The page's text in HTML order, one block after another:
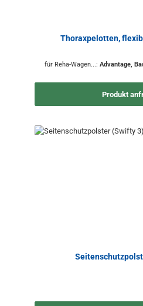
Thoraxpelotten,
für Reha-Wagen...: Advantage,
Produkt